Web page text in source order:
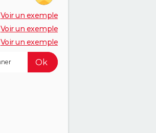
Voir un exemple
Voir un exemple
Voir un exemple